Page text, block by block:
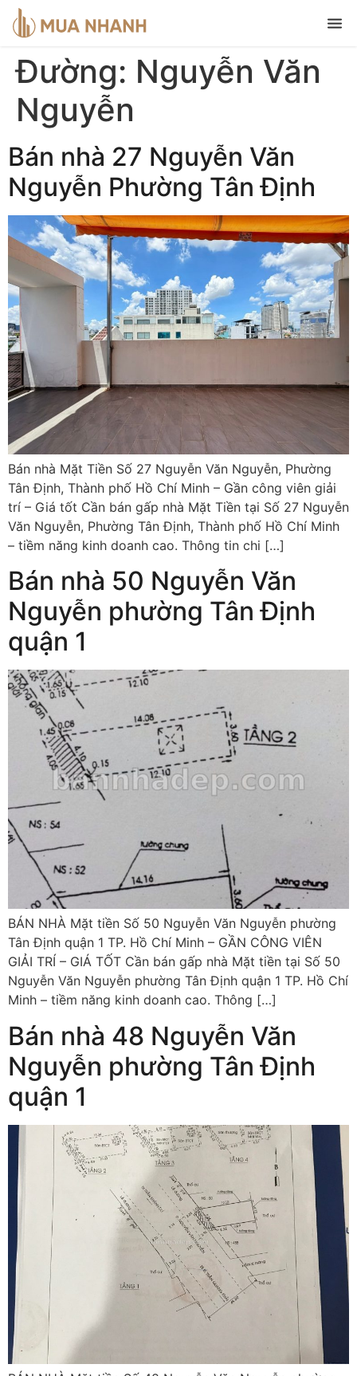
Đường: Nguyễn Văn
Nguyễn
Bán nhà 27 Nguyễn Văn
Nguyễn Phường Tân Định
Bán nhà Mặt Tiền Số 27 Nguyễn Văn Nguyễn, Phường
Tân Định, Thành phố Hồ Chí Minh – Gần công viên giải
trí – Giá tốt Cần bán gấp nhà Mặt Tiền tại Số 27 Nguyễn
Văn Nguyễn, Phường Tân Định, Thành phố Hồ Chí Minh
– tiềm năng kinh doanh cao. Thông tin chi […]
Bán nhà 50 Nguyễn Văn
Nguyễn phường Tân Định
quận 1
BÁN NHÀ Mặt tiền Số 50 Nguyễn Văn Nguyễn phường
Tân Định quận 1 TP. Hồ Chí Minh – GẦN CÔNG VIÊN
GIẢI TRÍ – GIÁ TỐT Cần bán gấp nhà Mặt tiền tại Số 50
Nguyễn Văn Nguyễn phường Tân Định quận 1 TP. Hồ Chí
Minh – tiềm năng kinh doanh cao. Thông […]
Bán nhà 48 Nguyễn Văn
Nguyễn phường Tân Định
quận 1